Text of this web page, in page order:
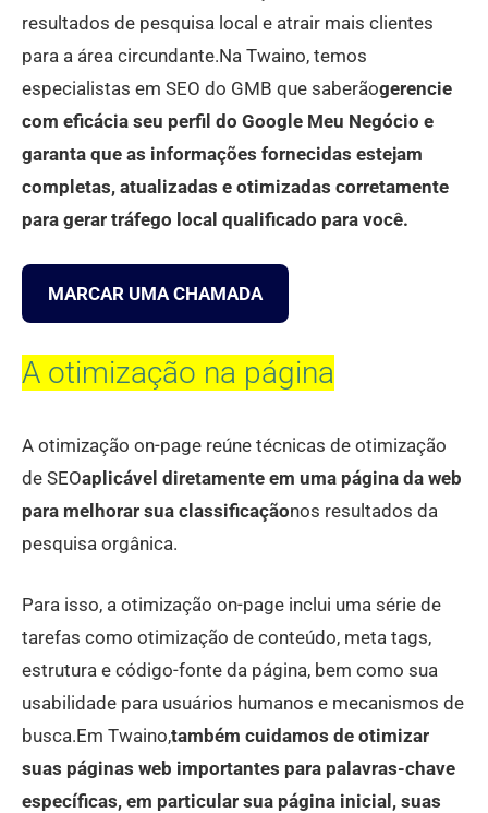
resultados de pesquisa local e atrair mais clientes
para a área circundante.Na Twaino, temos
especialistas em SEO do GMB que saberãogerencie
com eficácia seu perfil do Google Meu Negócio e
garanta que as informações fornecidas estejam
completas, atualizadas e otimizadas corretamente
para gerar tráfego local qualificado para você.
MARCAR UMA CHAMADA
A otimização na página
A otimização on-page reúne técnicas de otimização
de SEOaplicável diretamente em uma página da web
para melhorar sua classificaçãonos resultados da
pesquisa orgânica.
Para isso, a otimização on-page inclui uma série de
tarefas como otimização de conteúdo, meta tags,
estrutura e código-fonte da página, bem como sua
usabilidade para usuários humanos e mecanismos de
busca.Em Twaino,também cuidamos de otimizar
suas páginas web importantes para palavras-chave
específicas, em particular sua página inicial, suas